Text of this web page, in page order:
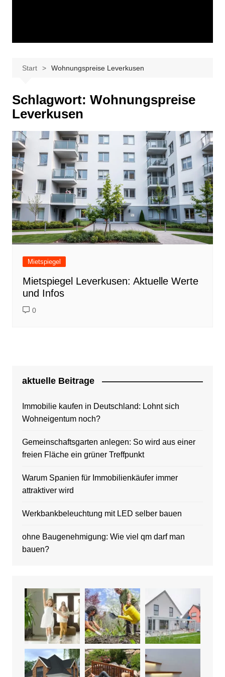
Start Wohnungspreise Leverkusen
Schlagwort: Wohnungspreise
Leverkusen
Mietspiegel
Mietspiegel Leverkusen: Aktuelle Werte
und Infos
0
aktuelle Beitrage
Immobilie kaufen in Deutschland: Lohnt sich
Wohneigentum noch?
Gemeinschaftsgarten anlegen: So wird aus einer
freien Fläche ein grüner Treffpunkt
Warum Spanien für Immobilienkäufer immer
attraktiver wird
Werkbankbeleuchtung mit LED selber bauen
ohne Baugenehmigung: Wie viel qm darf man
bauen?